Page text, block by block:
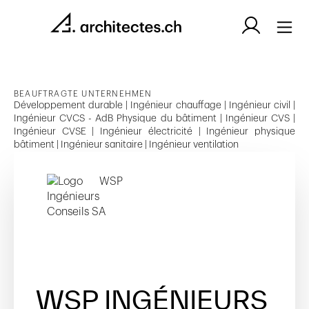
BEAUFTRAGTE UNTERNEHMEN
Développement durable | Ingénieur chauffage | Ingénieur civil |
Ingénieur CVCS - AdB Physique du bâtiment | Ingénieur CVS |
Ingénieur CVSE | Ingénieur électricité | Ingénieur physique
bâtiment | Ingénieur sanitaire | Ingénieur ventilation
WSP INGÉNIEURS